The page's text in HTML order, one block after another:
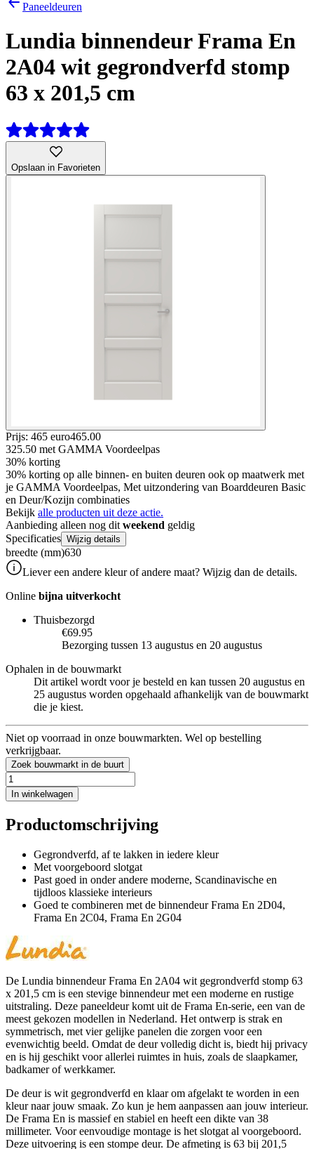
Paneeldeuren
Lundia binnendeur Frama En
2A04 wit gegrondverfd stomp
63 x 201,5 cm
Opslaan in Favorieten
Prijs: 465 euro465.00
325.50 met GAMMA Voordeelpas
30% korting
30% korting op alle binnen- en buiten deuren ook op maatwerk met
je GAMMA Voordeelpas, Met uitzondering van Boarddeuren Basic
en Deur/Kozijn combinaties
Bekijk alle producten uit deze actie.
Aanbieding alleen nog dit weekend geldig
Specificaties Wijzig details
breedte (mm)630
Liever een andere kleur of andere maat? Wijzig dan de details.
Online bijna uitverkocht
Thuisbezorgd
€69.95
Bezorging tussen 13 augustus en 20 augustus
Ophalen in de bouwmarkt
Dit artikel wordt voor je besteld en kan tussen 20 augustus en
25 augustus worden opgehaald afhankelijk van de bouwmarkt
die je kiest.
Niet op voorraad in onze bouwmarkten. Wel op bestelling
verkrijgbaar.
Zoek bouwmarkt in de buurt
In winkelwagen
Productomschrijving
Gegrondverfd, af te lakken in iedere kleur
Met voorgeboord slotgat
Past goed in onder andere moderne, Scandinavische en
tijdloos klassieke interieurs
Goed te combineren met de binnendeur Frama En 2D04,
Frama En 2C04, Frama En 2G04
De Lundia binnendeur Frama En 2A04 wit gegrondverfd stomp 63
x 201,5 cm is een stevige binnendeur met een moderne en rustige
uitstraling. Deze paneeldeur komt uit de Frama En-serie, een van de
meest gekozen modellen in Nederland. Het ontwerp is strak en
symmetrisch, met vier gelijke panelen die zorgen voor een
evenwichtig beeld. Omdat de deur volledig dicht is, biedt hij privacy
en is hij geschikt voor allerlei ruimtes in huis, zoals de slaapkamer,
badkamer of werkkamer.
De deur is wit gegrondverfd en klaar om afgelakt te worden in een
kleur naar jouw smaak. Zo kun je hem aanpassen aan jouw interieur.
De Frama En is massief en stabiel en heeft een dikte van 38
millimeter. Voor eenvoudige montage is het slotgat al voorgeboord.
Deze uitvoering is een stompe deur. De afmeting is 63 bij 201,5